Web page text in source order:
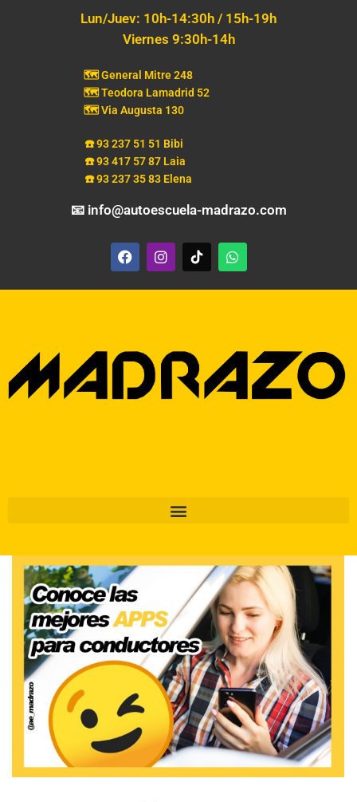
Lun/Juev: 10h-14:30h / 15h-19h
Viernes 9:30h-14h
🗺️ General Mitre 248
🗺️ Teodora Lamadrid 52
🗺️ Via Augusta 130
☎️ 93 237 51 51 Bibi
☎️ 93 417 57 87 Laia
☎️ 93 237 35 83 Elena
📧 info@autoescuela-madrazo.com